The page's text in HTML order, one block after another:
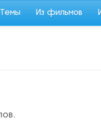
Темы Из фильмов